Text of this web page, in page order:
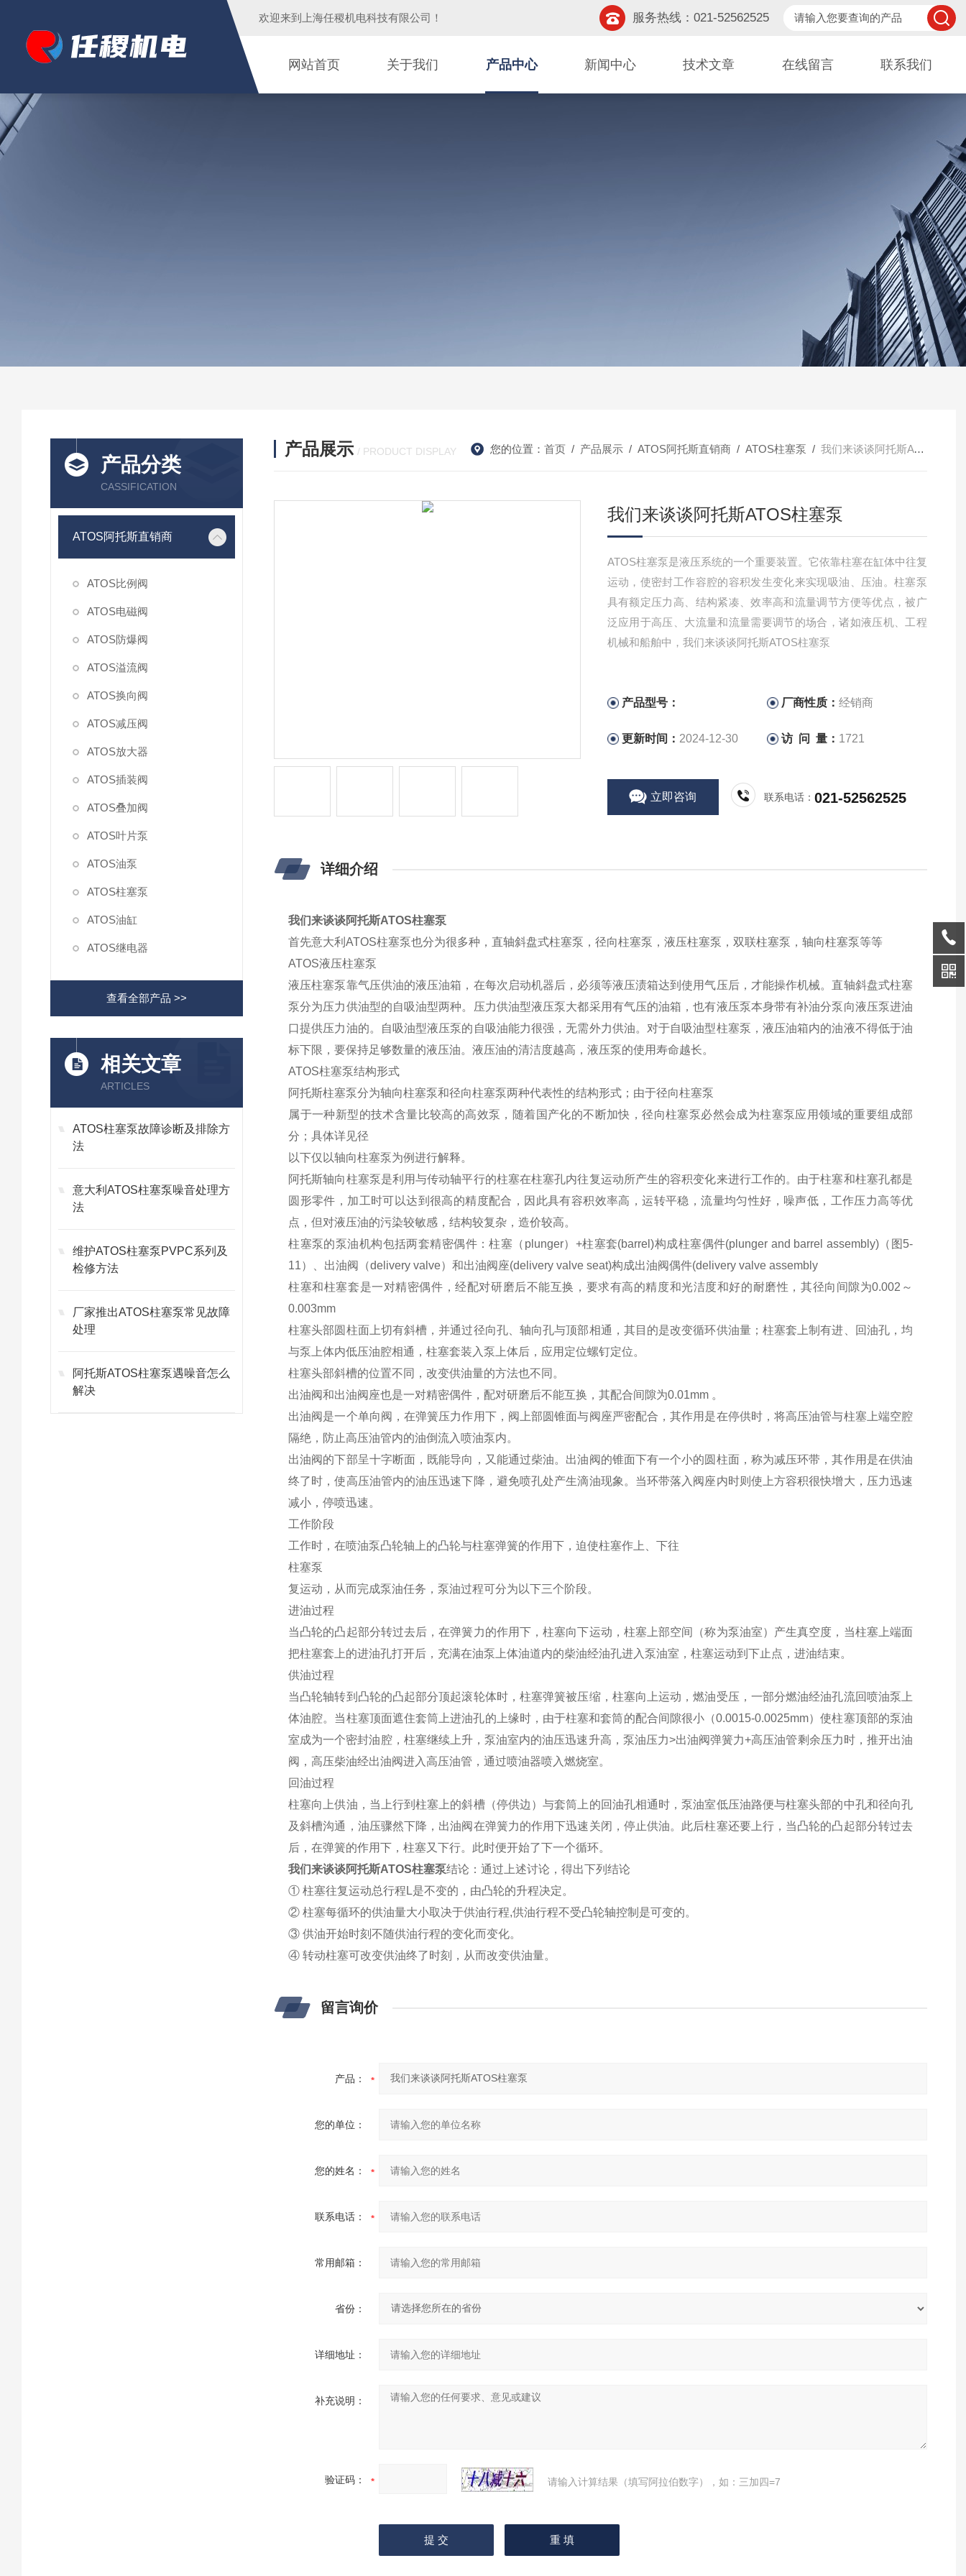
欢迎来到 上海任稷机电科技有限公司 ！ 服务热线：021-52562525
网站首页 关于我们 产品中心 新闻中心 技术文章 在线留言 联系我们
产品分类
CASSIFICATION
ATOS阿托斯直销商
ATOS比例阀
ATOS电磁阀
ATOS防爆阀
ATOS溢流阀
ATOS换向阀
ATOS减压阀
ATOS放大器
ATOS插装阀
ATOS叠加阀
ATOS叶片泵
ATOS油泵
ATOS柱塞泵
ATOS油缸
ATOS继电器
查看全部产品 >>
相关文章
ARTICLES
ATOS柱塞泵故障诊断及排除方
法
意大利ATOS柱塞泵噪音处理方
法
维护ATOS柱塞泵PVPC系列及
检修方法
厂家推出ATOS柱塞泵常见故障
处理
阿托斯ATOS柱塞泵遇噪音怎么
解决
产品展示 / PRODUCT DISPLAY 您的位置： 首页/ 产品展示/ ATOS阿托斯直销商/ ATOS柱塞泵 / 我们来谈谈阿托斯ATOS柱塞泵
我们来谈谈阿托斯ATOS柱塞泵
ATOS柱塞泵是液压系统的一个重要装置。它依靠柱塞在缸体中往复
运动，使密封工作容腔的容积发生变化来实现吸油、压油。柱塞泵
具有额定压力高、结构紧凑、效率高和流量调节方便等优点，被广
泛应用于高压、大流量和流量需要调节的场合，诸如液压机、工程
机械和船舶中，我们来谈谈阿托斯ATOS柱塞泵
产品型号： 厂商性质：经销商
更新时间： 2024-12-30 访 问 量： 1721
立即咨询 联系电话：021-52562525
详细介绍
我们来谈谈阿托斯ATOS柱塞泵
首先意大利ATOS柱塞泵也分为很多种，直轴斜盘式柱塞泵，径向柱塞泵，液压柱塞泵，双联柱塞泵，轴向柱塞泵等等
ATOS液压柱塞泵
液压柱塞泵靠气压供油的液压油箱，在每次启动机器后，必须等液压渍箱达到使用气压后，才能操作机械。直轴斜盘式柱塞
泵分为压力供油型的自吸油型两种。压力供油型液压泵大都采用有气压的油箱，也有液压泵本身带有补油分泵向液压泵进油
口提供压力油的。自吸油型液压泵的自吸油能力很强，无需外力供油。对于自吸油型柱塞泵，液压油箱内的油液不得低于油
标下限，要保持足够数量的液压油。液压油的清洁度越高，液压泵的使用寿命越长。
ATOS柱塞泵结构形式
阿托斯柱塞泵分为轴向柱塞泵和径向柱塞泵两种代表性的结构形式；由于径向柱塞泵
属于一种新型的技术含量比较高的高效泵，随着国产化的不断加快，径向柱塞泵必然会成为柱塞泵应用领域的重要组成部
分；具体详见径
以下仅以轴向柱塞泵为例进行解释。
阿托斯轴向柱塞泵是利用与传动轴平行的柱塞在柱塞孔内往复运动所产生的容积变化来进行工作的。由于柱塞和柱塞孔都是
圆形零件，加工时可以达到很高的精度配合，因此具有容积效率高，运转平稳，流量均匀性好，噪声低，工作压力高等优
点，但对液压油的污染较敏感，结构较复杂，造价较高。
柱塞泵的泵油机构包括两套精密偶件：柱塞（plunger）+柱塞套(barrel)构成柱塞偶件(plunger and barrel assembly)（图5-
11）、出油阀（delivery valve）和出油阀座(delivery valve seat)构成出油阀偶件(delivery valve assembly
柱塞和柱塞套是一对精密偶件，经配对研磨后不能互换，要求有高的精度和光洁度和好的耐磨性，其径向间隙为0.002～
0.003mm
柱塞头部圆柱面上切有斜槽，并通过径向孔、轴向孔与顶部相通，其目的是改变循环供油量；柱塞套上制有进、回油孔，均
与泵上体内低压油腔相通，柱塞套装入泵上体后，应用定位螺钉定位。
柱塞头部斜槽的位置不同，改变供油量的方法也不同。
出油阀和出油阀座也是一对精密偶件，配对研磨后不能互换，其配合间隙为0.01mm 。
出油阀是一个单向阀，在弹簧压力作用下，阀上部圆锥面与阀座严密配合，其作用是在停供时，将高压油管与柱塞上端空腔
隔绝，防止高压油管内的油倒流入喷油泵内。
出油阀的下部呈十字断面，既能导向，又能通过柴油。出油阀的锥面下有一个小的圆柱面，称为减压环带，其作用是在供油
终了时，使高压油管内的油压迅速下降，避免喷孔处产生滴油现象。当环带落入阀座内时则使上方容积很快增大，压力迅速
减小，停喷迅速。
工作阶段
工作时，在喷油泵凸轮轴上的凸轮与柱塞弹簧的作用下，迫使柱塞作上、下往
柱塞泵
复运动，从而完成泵油任务，泵油过程可分为以下三个阶段。
进油过程
当凸轮的凸起部分转过去后，在弹簧力的作用下，柱塞向下运动，柱塞上部空间（称为泵油室）产生真空度，当柱塞上端面
把柱塞套上的进油孔打开后，充满在油泵上体油道内的柴油经油孔进入泵油室，柱塞运动到下止点，进油结束。
供油过程
当凸轮轴转到凸轮的凸起部分顶起滚轮体时，柱塞弹簧被压缩，柱塞向上运动，燃油受压，一部分燃油经油孔流回喷油泵上
体油腔。当柱塞顶面遮住套筒上进油孔的上缘时，由于柱塞和套筒的配合间隙很小（0.0015-0.0025mm）使柱塞顶部的泵油
室成为一个密封油腔，柱塞继续上升，泵油室内的油压迅速升高，泵油压力>出油阀弹簧力+高压油管剩余压力时，推开出油
阀，高压柴油经出油阀进入高压油管，通过喷油器喷入燃烧室。
回油过程
柱塞向上供油，当上行到柱塞上的斜槽（停供边）与套筒上的回油孔相通时，泵油室低压油路便与柱塞头部的中孔和径向孔
及斜槽沟通，油压骤然下降，出油阀在弹簧力的作用下迅速关闭，停止供油。此后柱塞还要上行，当凸轮的凸起部分转过去
后，在弹簧的作用下，柱塞又下行。此时便开始了下一个循环。
我们来谈谈阿托斯ATOS柱塞泵结论：通过上述讨论，得出下列结论
① 柱塞往复运动总行程L是不变的，由凸轮的升程决定。
② 柱塞每循环的供油量大小取决于供油行程,供油行程不受凸轮轴控制是可变的。
③ 供油开始时刻不随供油行程的变化而变化。
④ 转动柱塞可改变供油终了时刻，从而改变供油量。
留言询价
产品：
您的单位：
您的姓名：
联系电话：
常用邮箱：
省份：
详细地址：
补充说明：
验证码： 请输入计算结果（填写阿拉伯数字），如：三加四=7